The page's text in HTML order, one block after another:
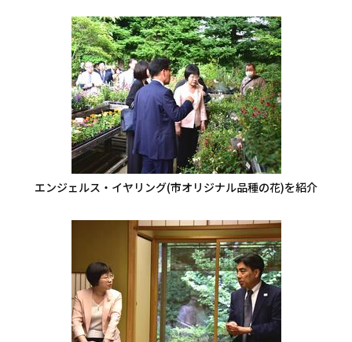
エンジェルス・イヤリング(市オリジナル品種の花)を紹介